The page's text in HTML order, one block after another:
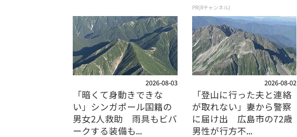
PR(Rチャンネル)
2026-08-03
「暗くて身動きできな
い」シンガポール国籍の
男女2人救助 雨具もビバ
ークする装備も...
2026-08-02
「登山に行った夫と連絡
が取れない」妻から警察
に届け出 広島市の72歳
男性が行方不...